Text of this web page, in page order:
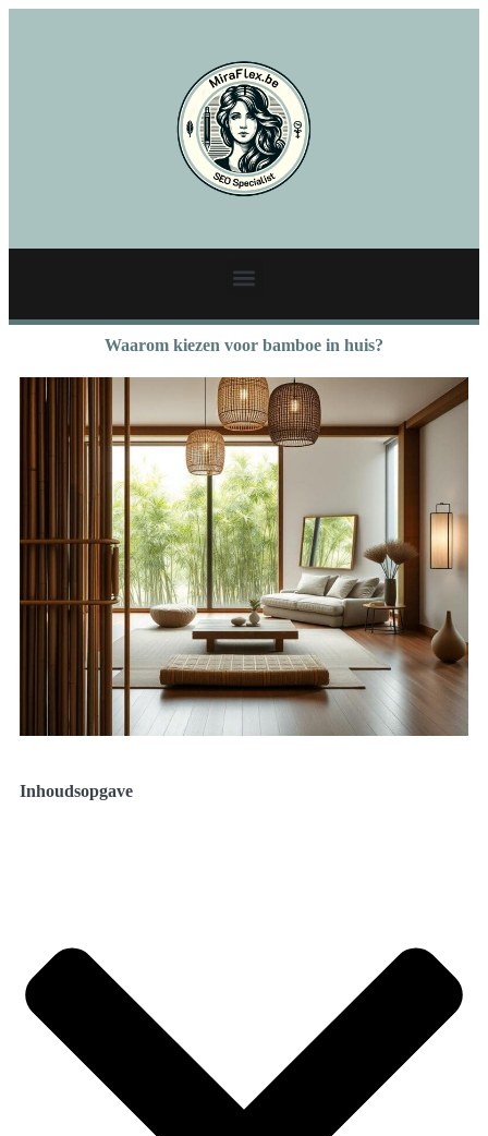
Waarom kiezen voor bamboe in huis?
Inhoudsopgave